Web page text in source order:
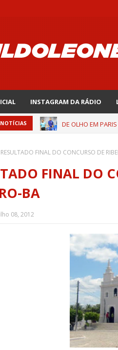
INSTAGRAM DA RÁDIO
DE OLHO EM
RESULTADO FINAL DO CONCURSO DE
FINAL DO
BA
08, 2012